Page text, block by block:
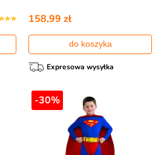
158,99 zł
do koszyka
Expresowa wysyłka
-30%